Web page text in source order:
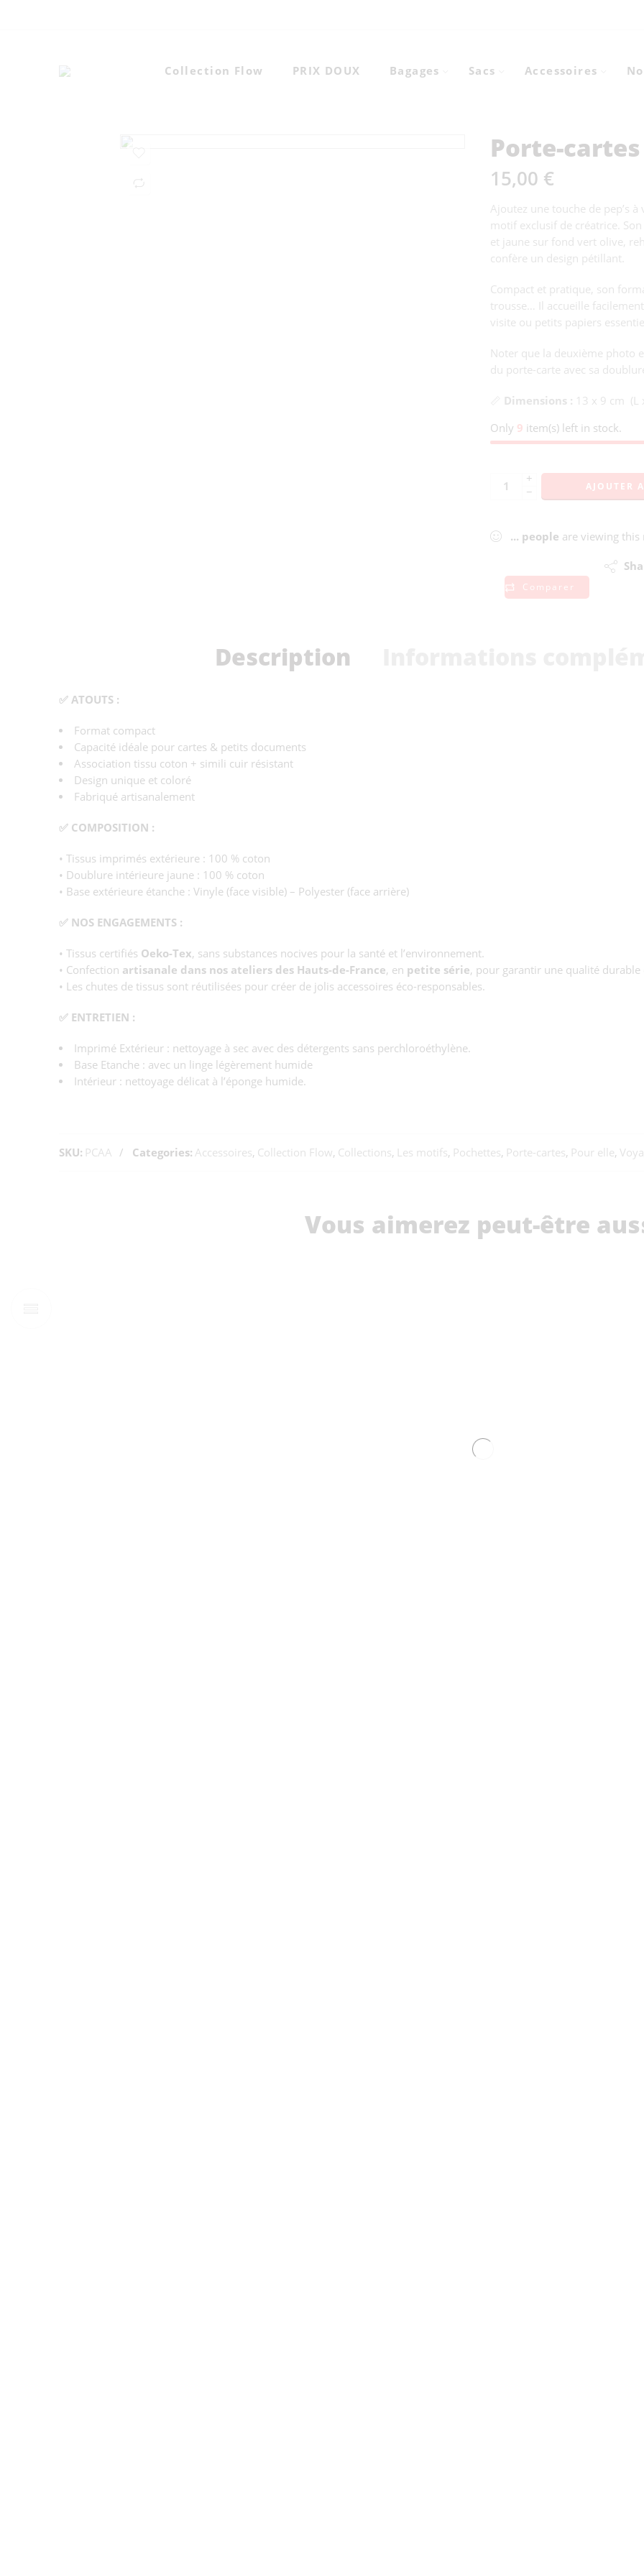
Collection Flow PRIX DOUX Bagages Sacs Accessoires
Porte-
15,00 €
Ajoutez une touche de pep’s
motif exclusif de créatrice.
et jaune sur fond vert olive,
confère un design pétillant.
Compact et pratique, son
trousse… Il accueille
visite ou petits papiers
Noter que la deuxième photo
du porte-carte avec sa
Dimensions : 13 x 9 cm (L
Only 9 item(s) left in stock.
+
−
AJOUTER
... people are viewing this
Comparer
Description
✅ ATOUTS :
Format compact
Capacité idéale pour cartes & petits documents
Association tissu coton + simili cuir résistant
Design unique et coloré
Fabriqué artisanalement
✅ COMPOSITION :
• Tissus imprimés extérieure : 100 % coton
• Doublure intérieure jaune : 100 % coton
• Base extérieure étanche : Vinyle (face visible) – Polyester (face arrière)
✅ NOS ENGAGEMENTS :
• Tissus certifiés Oeko-Tex, sans substances nocives pour la santé et l’environnement.
• Confection artisanale dans nos ateliers des Hauts-de-France, en petite série, pour garantir une qualité durable
• Les chutes de tissus sont réutilisées pour créer de jolis accessoires éco-responsables.
✅ ENTRETIEN :
Imprimé Extérieur : nettoyage à sec avec des détergents sans perchloroéthylène.
Base Etanche : avec un linge légèrement humide
Intérieur : nettoyage délicat à l’éponge humide.
SKU: PCAA Categories: Accessoires, Collection Flow, Collections, Les motifs, Pochettes, Porte-cartes, Pour elle,
Vous aimerez peut-être